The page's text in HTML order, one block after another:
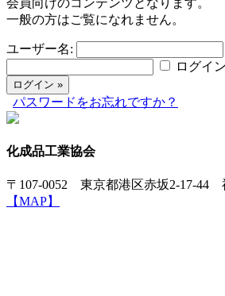
一般の方はご覧になれません。
ユーザー名:
ログイ
パスワードをお忘れですか？
化成品工業協会
〒107-0052 東京都港区赤坂2-17-44
【MAP】